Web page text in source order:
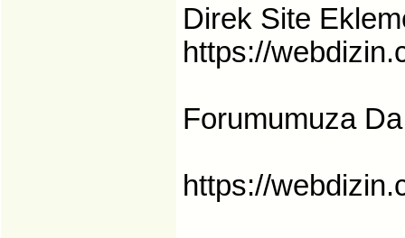
Direk Site
https://
Forumumuza Da
https://